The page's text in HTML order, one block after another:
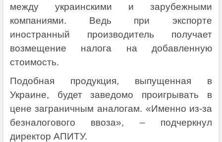
между украинскими и зарубежными
компаниями. Ведь при экспорте
иностранный производитель получает
возмещение налога на добавленную
стоимость.
Подобная продукция, выпущенная в
Украине, будет заведомо проигрывать в
цене заграничным аналогам. «Именно из-за
безналогового ввоза», – подчеркнул
директор АПИТУ.